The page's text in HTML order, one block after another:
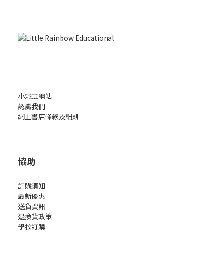
小彩虹網站
認識我們
網上書店條款及細則
協助
訂購須知
最新優惠
送貨資訊
退換貨政策
學校訂購